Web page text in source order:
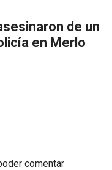
de un
en Merlo
comentar